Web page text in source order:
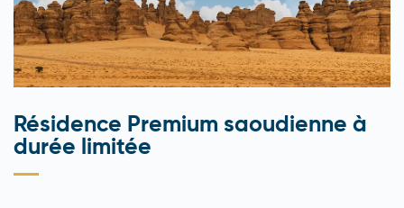
Résidence Premium saoudienne à
durée limitée